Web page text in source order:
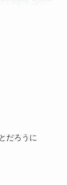
だろうに